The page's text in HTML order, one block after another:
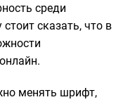
среди
сказать, что в
менять шрифт,